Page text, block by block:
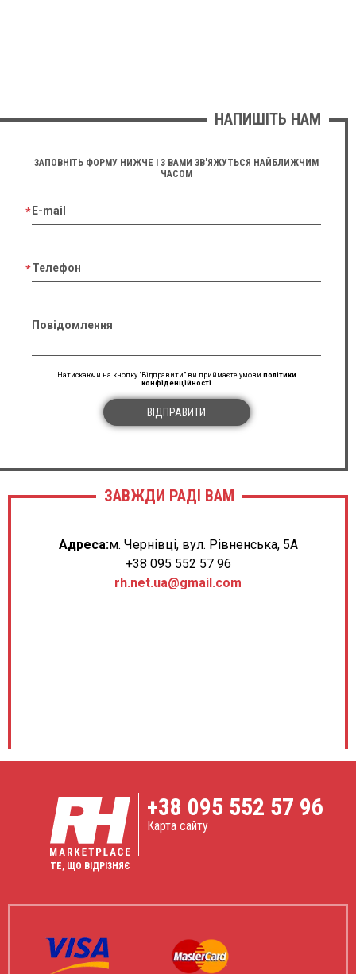
НАПИШІТЬ НАМ
ЗАПОВНІТЬ ФОРМУ НИЖЧЕ І З ВАМИ ЗВ'ЯЖУТЬСЯ НАЙБЛИЖЧИМ
ЧАСОМ
E-mail
Телефон
Повідомлення
Натискаючи на кнопку "Відправити" ви приймаєте умови політики
конфіденційності
ВІДПРАВИТИ
ЗАВЖДИ РАДІ ВАМ
Адреса:м. Чернівці, вул. Рівненська, 5А
+38 095 552 57 96
rh.net.ua@gmail.com
ТЕ, ЩО ВІДРІЗНЯЄ
+38 095 552 57 96
Карта сайту